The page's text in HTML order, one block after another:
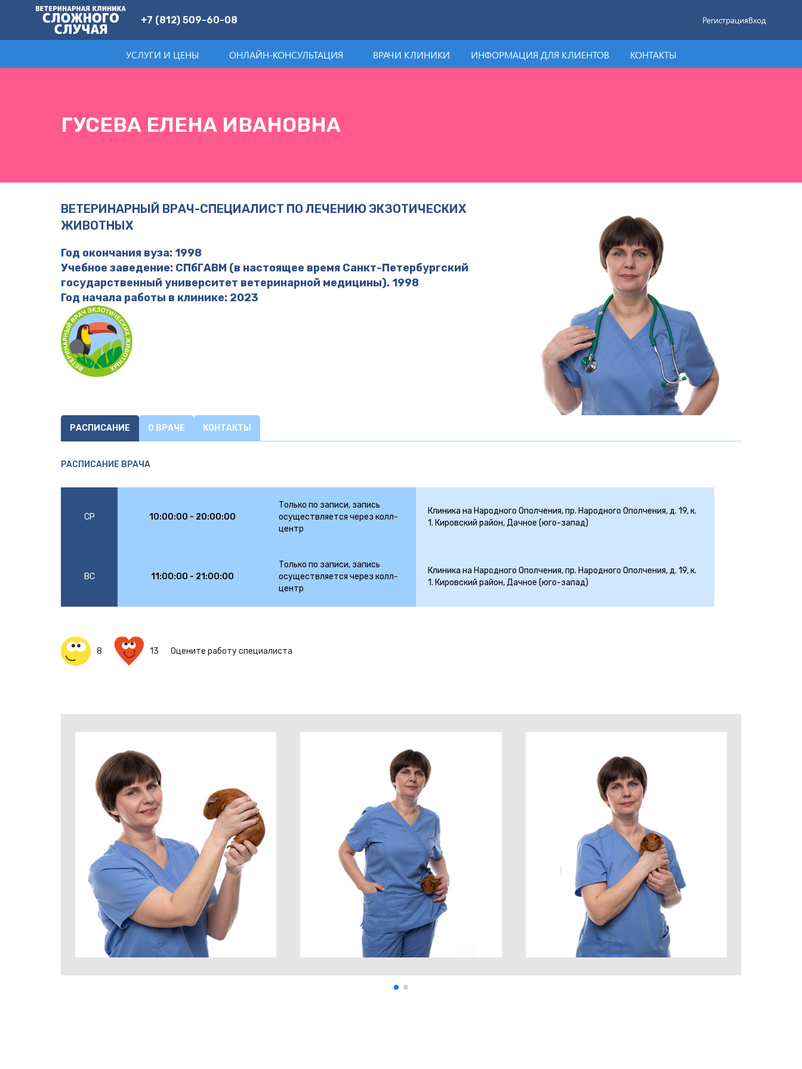
+7 (812) 509-60-08 РегистрацияВход
УСЛУГИ И ЦЕНЫ ОНЛАЙН-КОНСУЛЬТАЦИЯ ВРАЧИ КЛИНИКИ ИНФОРМАЦИЯ ДЛЯ КЛИЕНТОВ КОНТАКТЫ
ГУСЕВА ЕЛЕНА ИВАНОВНА
ВЕТЕРИНАРНЫЙ ВРАЧ-СПЕЦИАЛИСТ ПО ЛЕЧЕНИЮ ЭКЗОТИЧЕСКИХ
ЖИВОТНЫХ
Год окончания вуза: 1998
Учебное заведение: СПбГАВМ (в настоящее время Санкт-Петербургский
государственный университет ветеринарной медицины). 1998
Год начала работы в клинике: 2023
РАСПИСАНИЕ О ВРАЧЕ КОНТАКТЫ
РАСПИСАНИЕ ВРАЧА
СР 10:00:00 - 20:00:00
Только по записи, запись
осуществляется через колл-
центр
Клиника на Народного Ополчения, пр. Народного Ополчения, д. 19, к.
1. Кировский район, Дачное (юго-запад)
ВС 11:00:00 - 21:00:00
Только по записи, запись
осуществляется через колл-
центр
Клиника на Народного Ополчения, пр. Народного Ополчения, д. 19, к.
1. Кировский район, Дачное (юго-запад)
8 13 Оцените работу специалиста